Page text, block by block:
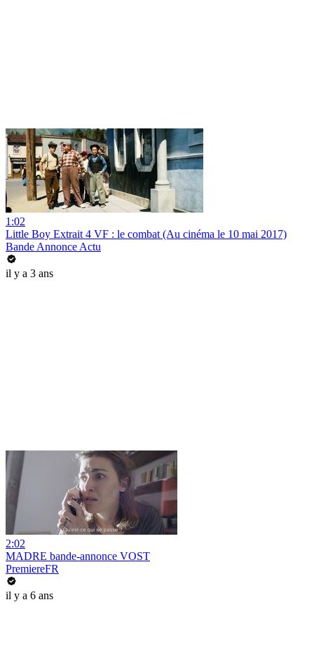
1:02
Little Boy Extrait 4 VF : le combat (Au cinéma le 10 mai 2017)
Bande Annonce Actu
il y a 3 ans
2:02
MADRE bande-annonce VOST
PremiereFR
il y a 6 ans